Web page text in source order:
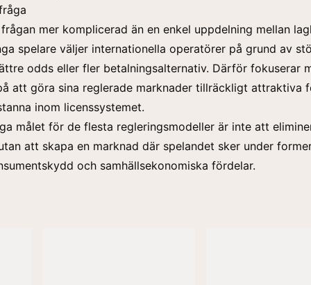
mer komplicerad än en enkel uppdelning mellan
spelare väljer internationella operatörer på grund av
odds eller fler betalningsalternativ. Därför fokuserar
att göra sina reglerade marknader tillräckligt attraktiva
inom licenssystemet.
målet för de flesta regleringsmodeller är inte att
att skapa en marknad där spelandet sker under
och samhällsekonomiska fördelar.